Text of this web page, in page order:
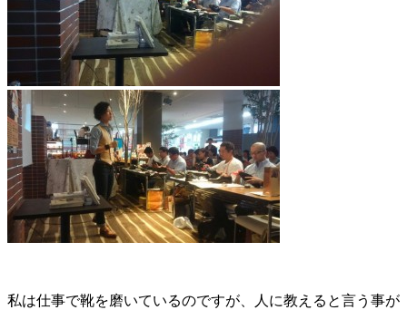
私は仕事で靴を磨いているのですが、人に教えると言う事が